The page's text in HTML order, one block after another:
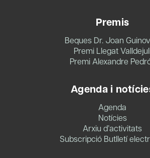
Premis
Beques Dr. Joan
Premi Llegat
Premi Alexandre
Agenda i
Agenda
Notícies
Arxiu d’activitats
Subscripció Butlletí